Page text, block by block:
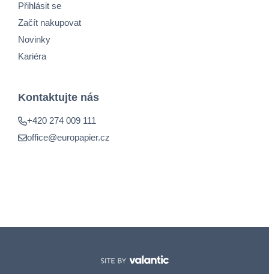
Přihlásit se
Začít nakupovat
Novinky
Kariéra
Kontaktujte nás
+420 274 009 111
office@europapier.cz